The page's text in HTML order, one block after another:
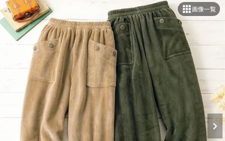
画像一覧